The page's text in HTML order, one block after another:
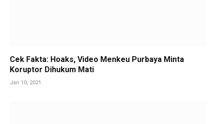
Cek Fakta: Hoaks, Video Menkeu Purbaya Minta
Koruptor Dihukum Mati
Jan 10, 2021